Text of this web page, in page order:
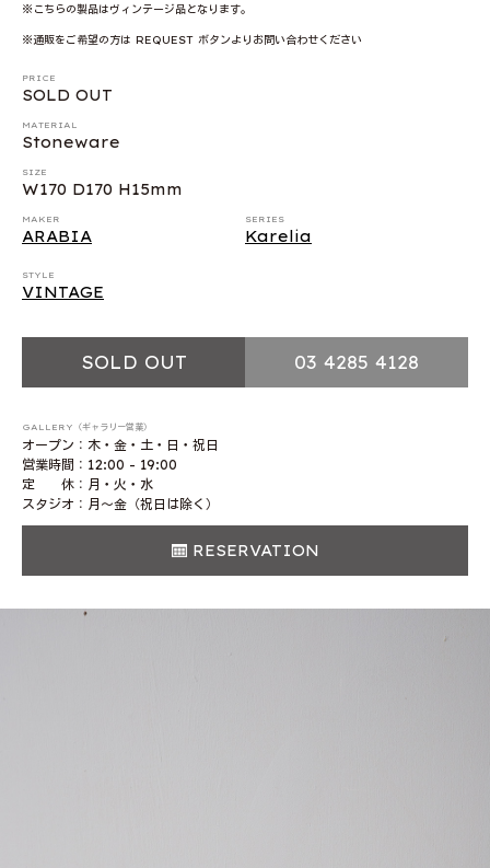
※こちらの製品はヴィンテージ品となります。
※通販をご希望の方は REQUEST ボタンよりお問い合わせください
PRICE
SOLD OUT
MATERIAL
Stoneware
SIZE
W170 D170 H15mm
MAKER
ARABIA
SERIES
Karelia
STYLE
VINTAGE
SOLD OUT 03 4285 4128
GALLERY（ギャラリー営業）
オープン：木・金・土・日・祝日
営業時間：12:00 - 19:00
定 休：月・火・水
スタジオ：月〜金（祝日は除く）
RESERVATION